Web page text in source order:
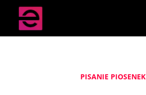
PISANIE PIOSENEK